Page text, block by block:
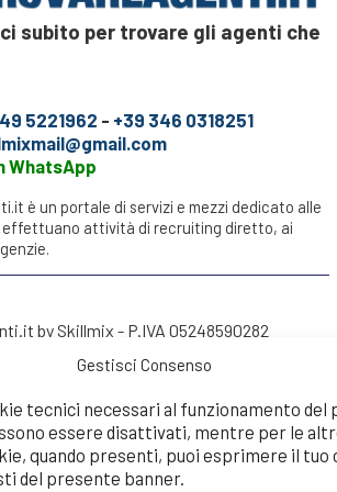
Gestisci Consenso
tecnici necessari al funzionamento del
essere disattivati, mentre per le
quando presenti, puoi esprimere il tuo
del presente banner.
subito per trovare gli agenti che
5221962 - +39 346 0318251
WhatsApp
è un portale di servizi e mezzi dedicato alle
effettuano attività di recruiting diretto, ai
by Skillmix - P.IVA 05248590282
a search...